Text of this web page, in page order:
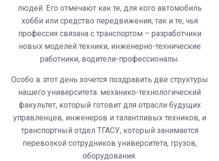
людей. Его отмечают как те, для кого автомобиль
хобби или средство передвижения, так и те, чья
профессия связана с транспортом – разработчики
новых моделей техники, инженерно-технические
работники, водители-профессионалы.
Особо в этот день хочется поздравить две структуры
нашего университета: механико-технологический
факультет, который готовит для отрасли будущих
управленцев, инженеров и талантливых техников, и
транспортный отдел ТГАСУ, который занимается
перевозкой сотрудников университета, грузов,
оборудования.